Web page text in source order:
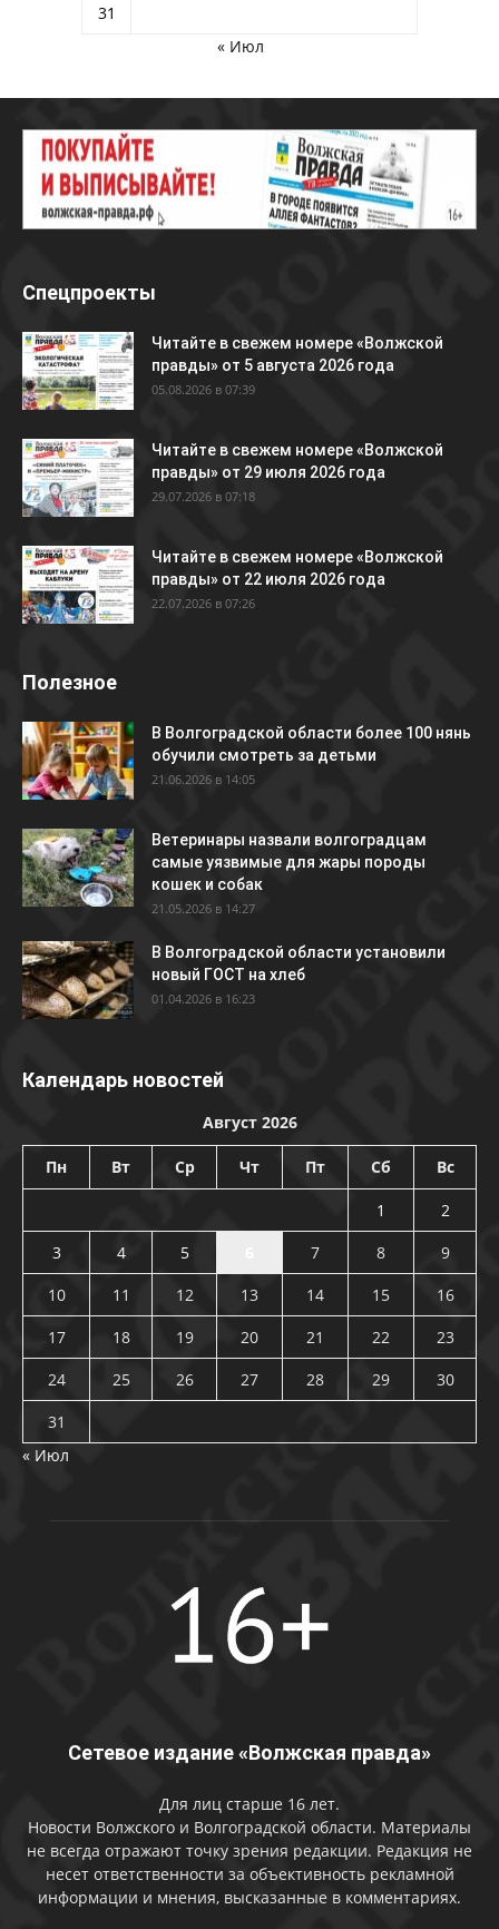
31
« Июл
Спецпроекты
Читайте в свежем номере «Волжской
правды» от 5 августа 2026 года
05.08.2026 в 07:39
Читайте в свежем номере «Волжской
правды» от 29 июля 2026 года
29.07.2026 в 07:18
Читайте в свежем номере «Волжской
правды» от 22 июля 2026 года
22.07.2026 в 07:26
Полезное
В Волгоградской области более 100 нянь
обучили смотреть за детьми
21.06.2026 в 14:05
Ветеринары назвали волгоградцам
самые уязвимые для жары породы
кошек и собак
21.05.2026 в 14:27
В Волгоградской области установили
новый ГОСТ на хлеб
01.04.2026 в 16:23
Календарь новостей
Август 2026
Пн Вт Ср Чт Пт Сб Вс
1
2
3
4 5 7 8
9
10
11 12 13 14 15
16
17
18 19 20 21 22
23
24
25 26 27 28 29
30
31
« Июл
Сетевое издание «Волжская правда»
Для лиц старше 16 лет.
Новости Волжского и Волгоградской области. Материалы
не всегда отражают точку зрения редакции. Редакция не
несет ответственности за объективность рекламной
информации и мнения, высказанные в комментариях.